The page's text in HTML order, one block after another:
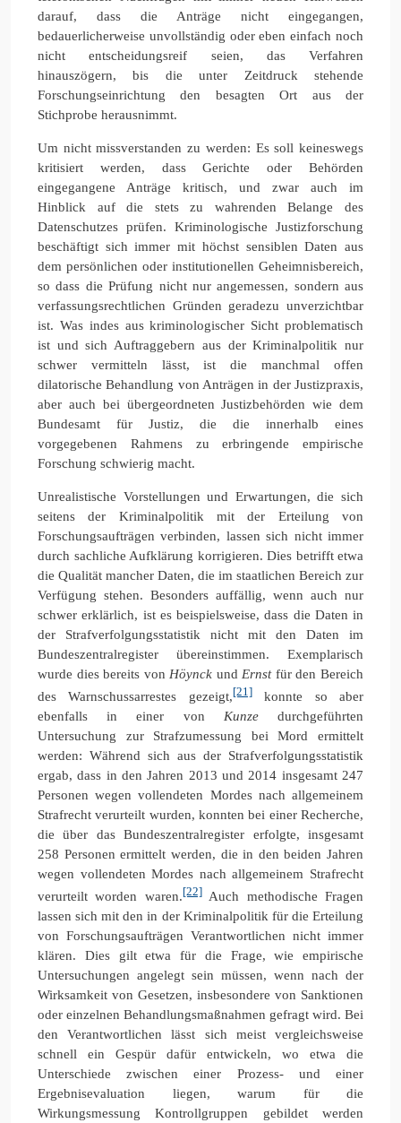
darauf, dass die Anträge nicht eingegangen,
bedauerlicherweise unvollständig oder eben einfach noch
nicht entscheidungsreif seien, das Verfahren
hinauszögern, bis die unter Zeitdruck stehende
Forschungseinrichtung den besagten Ort aus der
Stichprobe herausnimmt.
Um nicht missverstanden zu werden: Es soll keineswegs
kritisiert werden, dass Gerichte oder Behörden
eingegangene Anträge kritisch, und zwar auch im
Hinblick auf die stets zu wahrenden Belange des
Datenschutzes prüfen. Kriminologische Justizforschung
beschäftigt sich immer mit höchst sensiblen Daten aus
dem persönlichen oder institutionellen Geheimnisbereich,
so dass die Prüfung nicht nur angemessen, sondern aus
verfassungsrechtlichen Gründen geradezu unverzichtbar
ist. Was indes aus kriminologischer Sicht problematisch
ist und sich Auftraggebern aus der Kriminalpolitik nur
schwer vermitteln lässt, ist die manchmal offen
dilatorische Behandlung von Anträgen in der Justizpraxis,
aber auch bei übergeordneten Justizbehörden wie dem
Bundesamt für Justiz, die die innerhalb eines
vorgegebenen Rahmens zu erbringende empirische
Forschung schwierig macht.
Unrealistische Vorstellungen und Erwartungen, die sich
seitens der Kriminalpolitik mit der Erteilung von
Forschungsaufträgen verbinden, lassen sich nicht immer
durch sachliche Aufklärung korrigieren. Dies betrifft etwa
die Qualität mancher Daten, die im staatlichen Bereich zur
Verfügung stehen. Besonders auffällig, wenn auch nur
schwer erklärlich, ist es beispielsweise, dass die Daten in
der Strafverfolgungsstatistik nicht mit den Daten im
Bundeszentralregister übereinstimmen. Exemplarisch
wurde dies bereits von Höynck und Ernstfür den Bereich
des Warnschussarrestes gezeigt,[21]konnte so aber
ebenfalls in einer von Kunzedurchgeführten
Untersuchung zur Strafzumessung bei Mord ermittelt
werden: Während sich aus der Strafverfolgungsstatistik
ergab, dass in den Jahren 2013 und 2014 insgesamt 247
Personen wegen vollendeten Mordes nach allgemeinem
Strafrecht verurteilt wurden, konnten bei einer Recherche,
die über das Bundeszentralregister erfolgte, insgesamt
258 Personen ermittelt werden, die in den beiden Jahren
wegen vollendeten Mordes nach allgemeinem Strafrecht
verurteilt worden waren.[22]Auch methodische Fragen
lassen sich mit den in der Kriminalpolitik für die Erteilung
von Forschungsaufträgen Verantwortlichen nicht immer
klären. Dies gilt etwa für die Frage, wie empirische
Untersuchungen angelegt sein müssen, wenn nach der
Wirksamkeit von Gesetzen, insbesondere von Sanktionen
oder einzelnen Behandlungsmaßnahmen gefragt wird. Bei
den Verantwortlichen lässt sich meist vergleichsweise
schnell ein Gespür dafür entwickeln, wo etwa die
Unterschiede zwischen einer Prozess- und einer
Ergebnisevaluation liegen, warum für die
Wirkungsmessung Kontrollgruppen gebildet werden